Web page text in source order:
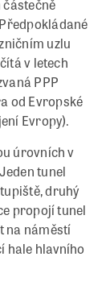
uzlu
v letech
PPP
od Evropské
Evropy).
úrovních v
tunel
druhý
propojí tunel
na náměstí
hale hlavního